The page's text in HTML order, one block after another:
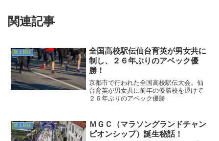
関連記事
陸上競技
全国高校駅伝仙台育英が男女共に
制し、２６年ぶりのアベック優
勝！
京都市で行われた全国高校駅伝大会。仙
台育英が男女共に前年の優勝校を退けて
２６年ぶりのアベック優勝
陸上競技
ＭＧＣ（マラソングランドチャン
ピオンシップ）誕生秘話！